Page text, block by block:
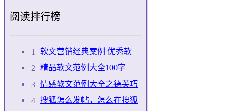
阅读排行榜
软文营销经典案例 优秀软
精品软文范例大全100字
情感软文范例大全之德芙巧
搜狐怎么发帖，怎么在搜狐